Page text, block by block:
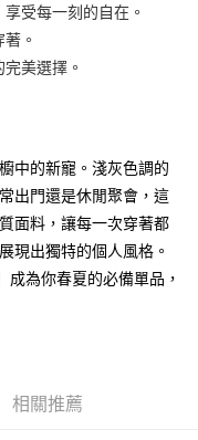
即使用無須另外申請。
自動跳轉到大哥付的交易
款截止日，確認付款後即完
易確認頁面所載為準。
核未通過，訂單將自動取
台灣大直營門市／銀行轉
付方式。 讓您購物簡單
。
成結帳。
受每一刻的自在。
。
美選擇。
中的新寵。淺灰色調的
出門還是休閒聚會，這
面料，讓每一次穿著都
現出獨特的個人風格。
成為你春夏的必備單品，
相關推薦